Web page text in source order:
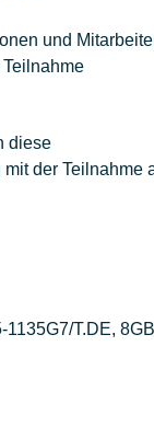
und
diese
der Teilnahme
T.DE, 8GB